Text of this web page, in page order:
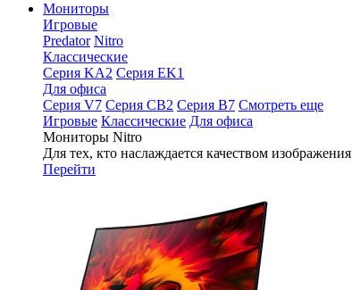
Мониторы
Игровые
Predator Nitro
Классические
Серия KA2 Серия EK1
Для офиса
Серия V7 Серия CB2 Серия B7 Смотреть еще
Игровые Классические Для офиса
Мониторы Nitro
Для тех, кто наслаждается качеством изображения
Перейти